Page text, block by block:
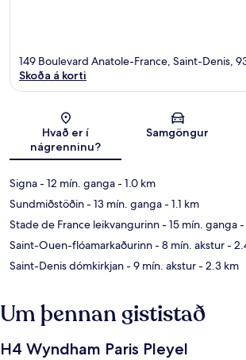
Kort
149 Boulevard Anatole-France, Saint-Denis,
Skoða á korti
Hvað er í
nágrenninu?
Samgöngur
Signa- 12 mín. ganga- 1.0 km
Sundmiðstöðin- 13 mín. ganga- 1.1 km
Stade de France leikvangurinn- 15 mín. ganga-
Saint-Ouen-flóamarkaðurinn- 8 mín. akstur-
Saint-Denis dómkirkjan- 9 mín. akstur- 2.3 km
Um þennan gististað
H4 Wyndham Paris Pleyel